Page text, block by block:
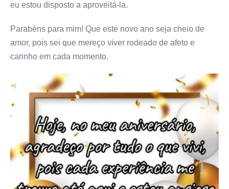
eu estou disposto a aproveitá-la.
Parabéns para mim! Que este novo ano seja cheio de
amor, pois sei que mereço viver rodeado de afeto e
carinho em cada momento.